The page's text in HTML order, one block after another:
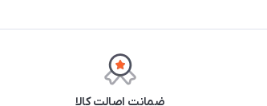
ضمانت اصالت کالا